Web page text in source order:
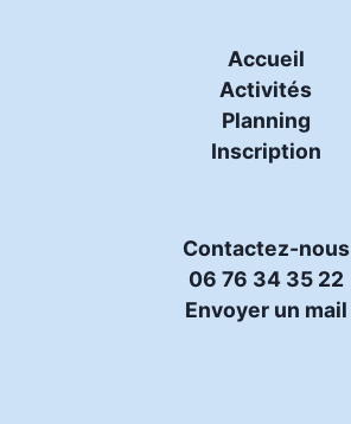
Accueil
Activités
Planning
Inscription
Contactez-nous
06 76 34 35 22
Envoyer un mail